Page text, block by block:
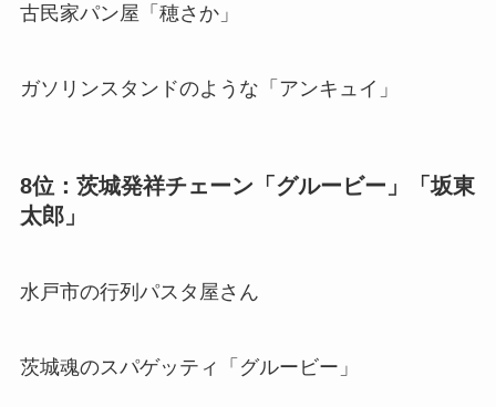
古民家パン屋「穂さか」
ガソリンスタンドのような「アンキュイ」
8位：茨城発祥チェーン「グルービー」「坂東
太郎」
水戸市の行列パスタ屋さん
茨城魂のスパゲッティ「グルービー」